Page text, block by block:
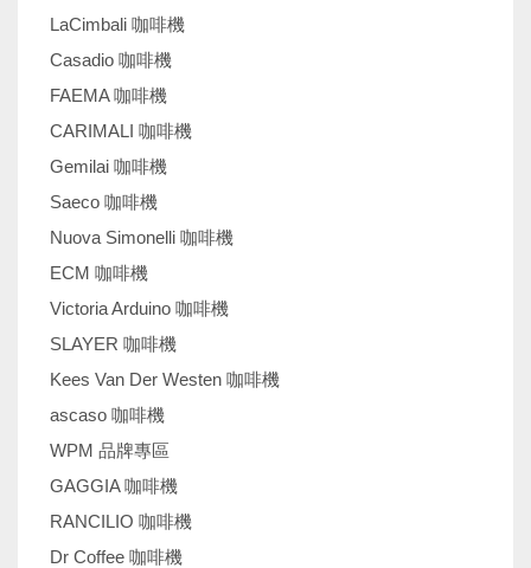
LaCimbali 咖啡機
Casadio 咖啡機
FAEMA 咖啡機
CARIMALI 咖啡機
Gemilai 咖啡機
Saeco 咖啡機
Nuova Simonelli 咖啡機
ECM 咖啡機
Victoria Arduino 咖啡機
SLAYER 咖啡機
Kees Van Der Westen 咖啡機
ascaso 咖啡機
WPM 品牌專區
GAGGIA 咖啡機
RANCILIO 咖啡機
Dr Coffee 咖啡機